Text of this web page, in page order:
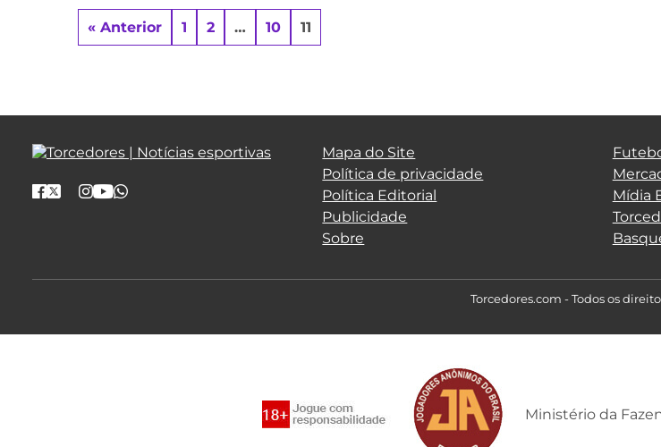
« Anterior 1 2 … 10 11
Mapa do Site
Política de privacidade
Política Editorial
Publicidade
Sobre
Mídia
Torcedores.com - Todos os
Ministério da